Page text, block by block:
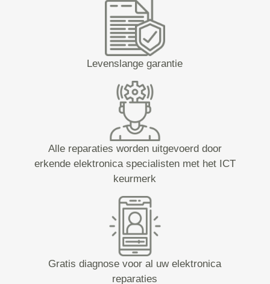
Levenslange garantie
Alle reparaties worden uitgevoerd door
erkende elektronica specialisten met het ICT
keurmerk
Gratis diagnose voor al uw elektronica
reparaties